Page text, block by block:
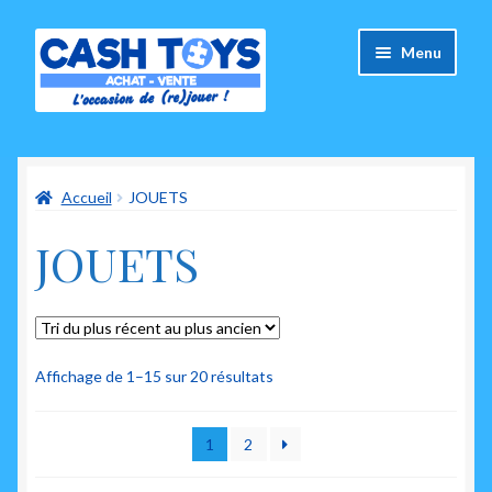
Aller
à
Aller
au
contenu
Menu
Carte Cadeau
Panier
Mes commandes
Mon compte
Accueil JOUETS
JOUETS
Affichage de 1–15 sur 20 résultats
récent
1 2